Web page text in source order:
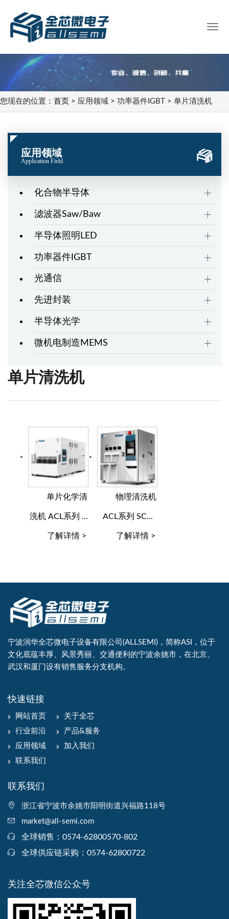
您现在的位置： 首页 > 应用领域 > 功率器件IGBT > 单片清洗机
应用领域
Application Field
化合物半导体
滤波器Saw/Baw
半导体照明LED
功率器件IGBT
光通信
先进封装
半导体光学
微机电制造MEMS
单片清洗机
单片化学清
洗机 ACL系列 ...
了解详情 >
物理清洗机
ACL系列 SC...
了解详情 >
宁波润华全芯微电子设备有限公司(ALLSEMI)，简称ASI，位于
文化底蕴丰厚、风景秀丽、交通便利的宁波余姚市，在北京、
武汉和厦门设有销售服务分支机构。
快速链接
网站首页
关于全芯
行业前沿
产品&服务
应用领域
加入我们
联系我们
联系我们
浙江省宁波市余姚市阳明街道兴福路118号
market@all-semi.com
全球销售：0574-62800570-802
全球供应链采购：0574-62800722
关注全芯微信公众号